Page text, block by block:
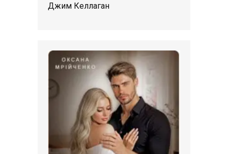
Джим Келлаган